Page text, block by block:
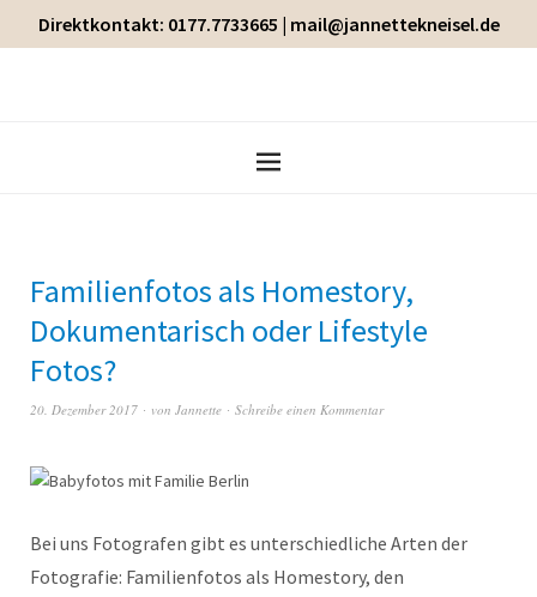
Direktkontakt: 0177.7733665 | mail@jannettekneisel.de
Familienfotos als Homestory,
Dokumentarisch oder Lifestyle
Fotos?
20. Dezember 2017 von Jannette Schreibe einen Kommentar
Bei uns Fotografen gibt es unterschiedliche Arten der
Fotografie: Familienfotos als Homestory, den